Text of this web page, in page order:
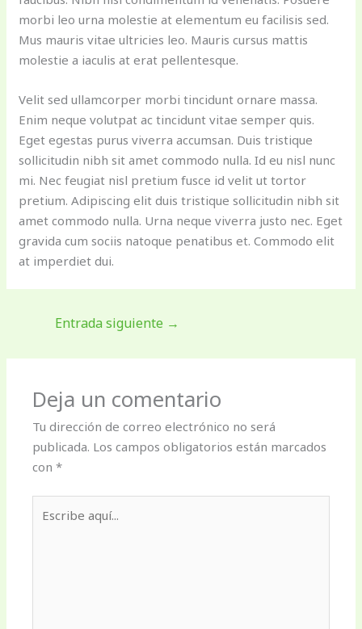
morbi leo urna molestie at elementum eu facilisis sed.
Mus mauris vitae ultricies leo. Mauris cursus mattis
molestie a iaculis at erat pellentesque.
Velit sed ullamcorper morbi tincidunt ornare massa.
Enim neque volutpat ac tincidunt vitae semper quis.
Eget egestas purus viverra accumsan. Duis tristique
sollicitudin nibh sit amet commodo nulla. Id eu nisl nunc
mi. Nec feugiat nisl pretium fusce id velit ut tortor
pretium. Adipiscing elit duis tristique sollicitudin nibh sit
amet commodo nulla. Urna neque viverra justo nec. Eget
gravida cum sociis natoque penatibus et. Commodo elit
at imperdiet dui.
Entrada siguiente →
Deja un comentario
Tu dirección de correo electrónico no será
publicada. Los campos obligatorios están marcados
con*
aquí...